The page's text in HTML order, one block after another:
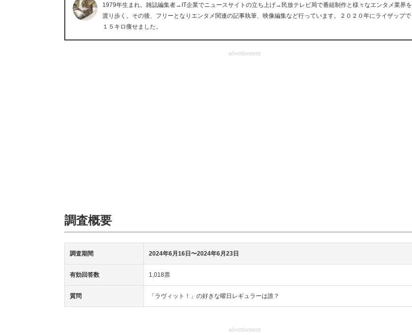
1979年生まれ。雑誌編集者→IT企業でニュースサイトの立ち上げ→民放テレビ局で番組制作と様々なエンタメ業界を
渡り歩く。その後、フリーとなりエンタメ関連の記事執筆、映像編集など行っています。２０２０年にライザップで
１５キロ痩せました。
advertisement
調査概要
調査期間 2024年6月16日〜2024年6月23日
有効回答数 1,018票
質問 「ラヴィット！」の好きな曜日レギュラーは誰？
advertisement